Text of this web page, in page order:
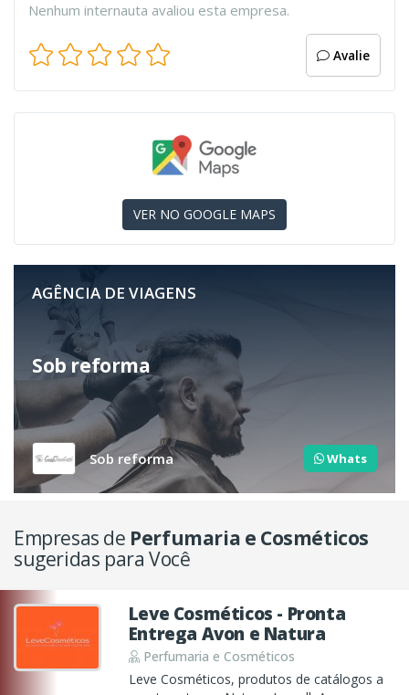
Nenhum internauta avaliou esta empresa.
Avalie
VER NO GOOGLE MAPS
AGÊNCIA DE VIAGENS
Sob reforma
Sob reforma Whats
Empresas de Perfumaria e Cosméticos
sugeridas para Você
Leve Cosméticos - Pronta
Entrega Avon e Natura
Perfumaria e Cosméticos
Leve Cosméticos, produtos de catálogos a